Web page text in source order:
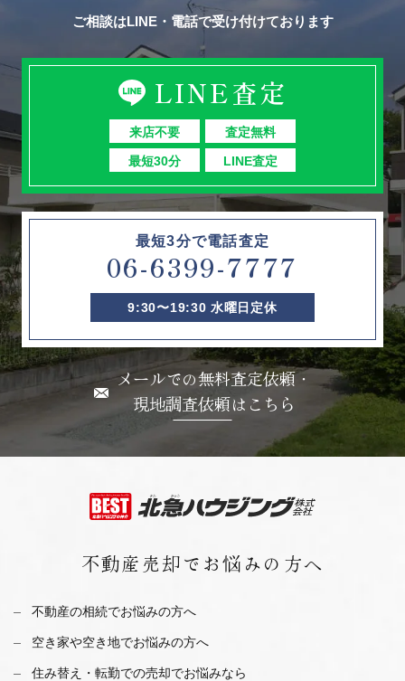
ご相談はLINE・電話で受け付けております
LINE査定
来店不要
査定無料
最短30分
LINE査定
最短3分で電話査定
06-6399-7777
9:30〜19:30 水曜日定休
メールでの無料査定依頼・
現地調査依頼はこちら
不動産売却で お悩みの方へ
不動産の相続でお悩みの方へ
空き家や空き地でお悩みの方へ
住み替え・転勤での売却でお悩みなら